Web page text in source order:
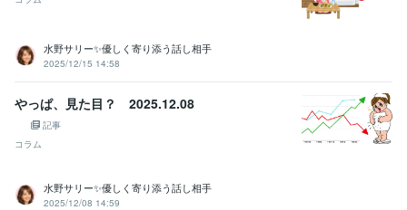
HTML:0年
PowerPoint:3年Excel:2年Keynote:10年
【ウイット力】どんな話題でも何か返す機知力✨日本一:99年
【ウイット力】どんな話題もジョークを返せる✨日本一:99年
【ノリ】リズム聞こえたら踊ってる（バレずもあり）✨:99年
【記憶力】一度会ったら御顔を忘れない☪️:99年
水野サリー✨優しく寄り添う話し相手
2025/12/15 14:58
やっぱ、見た目？ 2025.12.08
記事
コラム
水野サリー✨優しく寄り添う話し相手
2025/12/08 14:59